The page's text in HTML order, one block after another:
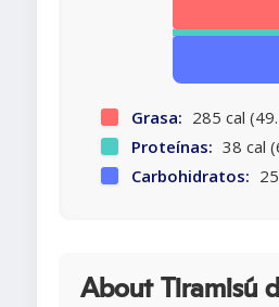
Grasa: 285 cal
Proteínas: 38 cal
Carbohidratos:
About Tiramisú